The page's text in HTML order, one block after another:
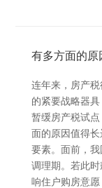
有多方面的原
连年来，房产
的紧要战略器
暂缓房产税试
面的原因值得
要素。面前，
调理期。若此
响住户购房意愿